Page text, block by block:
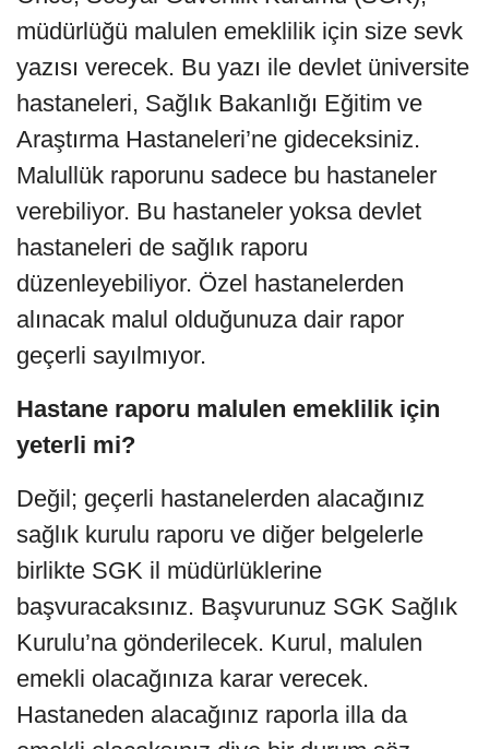
müdürlüğü malulen emeklilik için size sevk
yazısı verecek. Bu yazı ile devlet üniversite
hastaneleri, Sağlık Bakanlığı Eğitim ve
Araştırma Hastaneleri’ne gideceksiniz.
Malullük raporunu sadece bu hastaneler
verebiliyor. Bu hastaneler yoksa devlet
hastaneleri de sağlık raporu
düzenleyebiliyor. Özel hastanelerden
alınacak malul olduğunuza dair rapor
geçerli sayılmıyor.
Hastane raporu malulen emeklilik için
yeterli mi?
Değil; geçerli hastanelerden alacağınız
sağlık kurulu raporu ve diğer belgelerle
birlikte SGK il müdürlüklerine
başvuracaksınız. Başvurunuz SGK Sağlık
Kurulu’na gönderilecek. Kurul, malulen
emekli olacağınıza karar verecek.
Hastaneden alacağınız raporla illa da